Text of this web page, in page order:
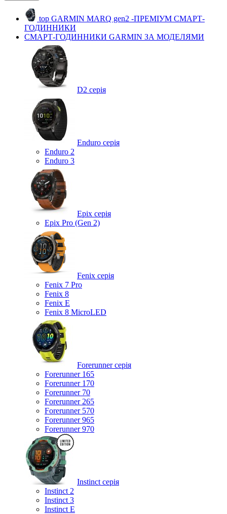
top GARMIN MARQ gen2 -ПРЕМІУМ СМАРТ-
ГОДИННИКИ
СМАРТ-ГОДИННИКИ GARMIN ЗА МОДЕЛЯМИ
D2 серія
Enduro серія
Enduro 2
Enduro 3
Epix серія
Epix Pro (Gen 2)
Fenix серія
Fenix 7 Pro
Fenix 8
Fenix ​​E
Fenix 8 MicroLED
Forerunner серія
Forerunner 165
Forerunner 170
Forerunner 70
Forerunner 265
Forerunner 570
Forerunner 965
Forerunner 970
Instinct серія
Instinct 2
Instinct 3
Instinct E